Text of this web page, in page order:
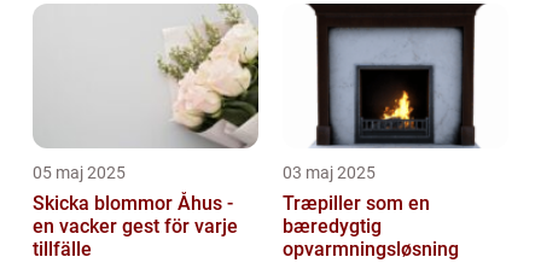
05 maj 2025
Skicka blommor Åhus -
en vacker gest för varje
tillfälle
03 maj 2025
Træpiller som en
bæredygtig
opvarmningsløsning